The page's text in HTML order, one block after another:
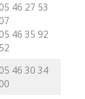
46 27 53
46 35 92
52
05 46 30 34
00